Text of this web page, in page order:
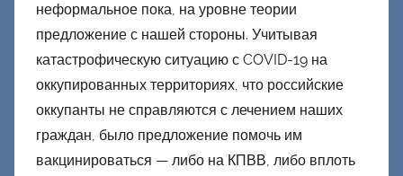
неформальное пока, на уровне теории
предложение с нашей стороны. Учитывая
катастрофическую ситуацию с COVID-19 на
оккупированных территориях, что российские
оккупанты не справляются с лечением наших
граждан, было предложение помочь им
вакцинироваться — либо на КПВВ, либо вплоть